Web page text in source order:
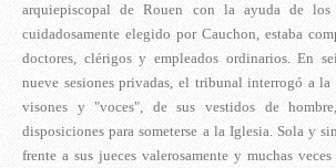
arquiepiscopal de Rouen con la ayuda de
cuidadosamente elegido por Cauchon, estaba
doctores, clérigos y empleados ordinarios. En
nueve sesiones privadas, el tribunal interrogó a la
visones y "voces", de sus vestidos de
disposiciones para someterse a la Iglesia. Sola y
frente a sus jueces valerosamente y muchas